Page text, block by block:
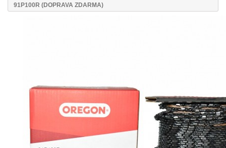
91P100R (DOPRAVA ZDARMA)